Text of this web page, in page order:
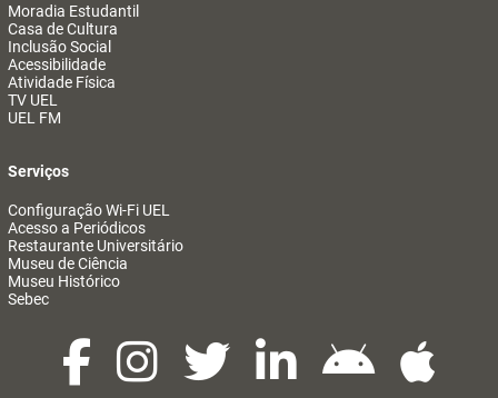
Moradia Estudantil
Casa de Cultura
Inclusão Social
Acessibilidade
Atividade Física
TV UEL
UEL FM
Serviços
Configuração Wi-Fi UEL
Acesso a Periódicos
Restaurante Universitário
Museu de Ciência
Museu Histórico
Sebec